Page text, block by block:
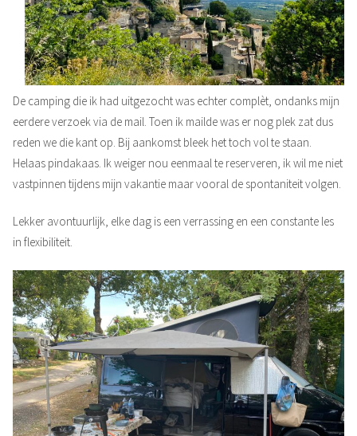
De camping die ik had uitgezocht was echter complèt, ondanks mijn
eerdere verzoek via de mail. Toen ik mailde was er nog plek zat dus
reden we die kant op. Bij aankomst bleek het toch vol te staan.
Helaas pindakaas. Ik weiger nou eenmaal te reserveren, ik wil me niet
vastpinnen tijdens mijn vakantie maar vooral de spontaniteit volgen.
Lekker avontuurlijk, elke dag is een verrassing en een constante les
in flexibiliteit.